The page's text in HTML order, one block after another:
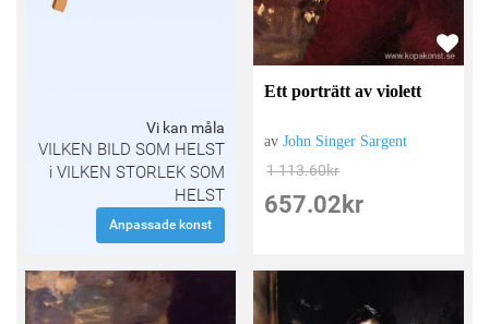
Vi kan måla
VILKEN BILD SOM HELST
i VILKEN STORLEK SOM
HELST
Anpassade konst
Ett porträtt av violett
avJohn Singer Sargent
1 113.60kr
657.02 kr